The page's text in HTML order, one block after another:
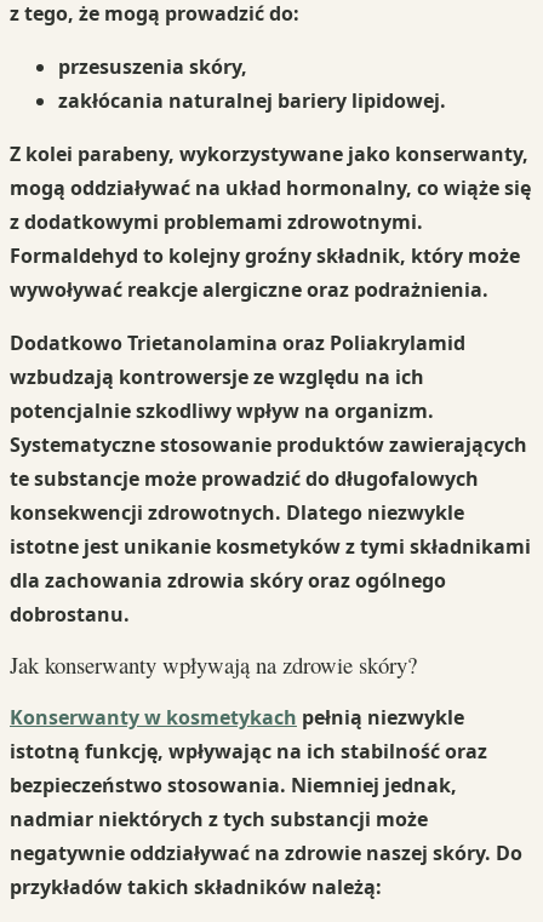
z tego, że mogą prowadzić do:
przesuszenia skóry,
zakłócania naturalnej bariery lipidowej.
Z kolei parabeny, wykorzystywane jako konserwanty,
mogą oddziaływać na układ hormonalny, co wiąże się
z dodatkowymi problemami zdrowotnymi.
Formaldehyd to kolejny groźny składnik, który może
wywoływać reakcje alergiczne oraz podrażnienia.
DodatkowoTrietanolamina oraz Poliakrylamid
wzbudzają kontrowersje ze względu na ich
potencjalnie szkodliwy wpływ na organizm.
Systematyczne stosowanie produktów zawierających
te substancje może prowadzić dodługofalowych
konsekwencji zdrowotnych. Dlatego niezwykle
istotne jest unikanie kosmetyków z tymi składnikami
dla zachowania zdrowia skóry oraz ogólnego
dobrostanu.
Jak konserwanty wpływają na zdrowie skóry?
Konserwanty w kosmetykach pełnią niezwykle
istotną funkcję, wpływając na ich stabilność oraz
bezpieczeństwo stosowania. Niemniej jednak,
nadmiar niektórych z tych substancji może
negatywnie oddziaływać na zdrowie naszej skóry. Do
przykładów takich składników należą: